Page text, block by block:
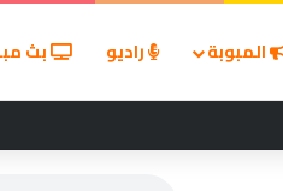
المبوبة راديو بث
إماراتية في مضيق هرمز ويحمل إيران